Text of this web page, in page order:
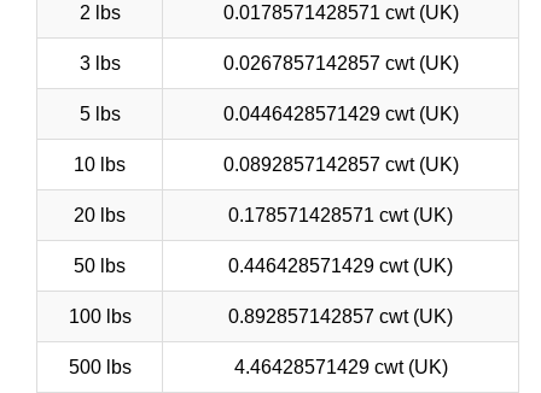
2 lbs 0.0178571428571 cwt (UK)
3 lbs 0.0267857142857 cwt (UK)
5 lbs 0.0446428571429 cwt (UK)
10 lbs 0.0892857142857 cwt (UK)
20 lbs 0.178571428571 cwt (UK)
50 lbs 0.446428571429 cwt (UK)
100 lbs 0.892857142857 cwt (UK)
500 lbs 4.46428571429 cwt (UK)